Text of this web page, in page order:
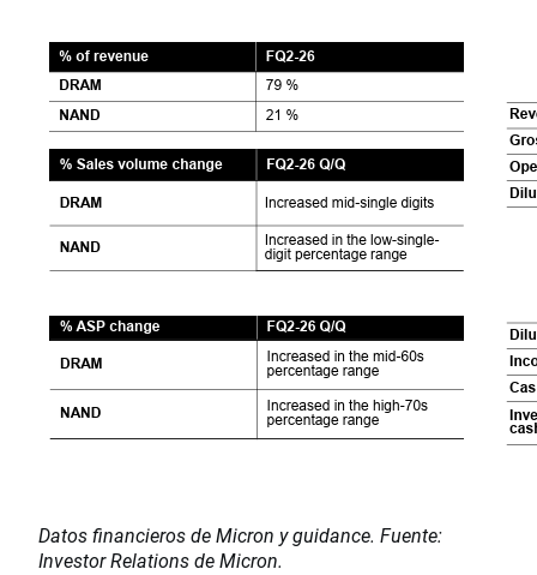
Datos financieros de Micron y guidance. Fuente:
Investor Relations de Micron.